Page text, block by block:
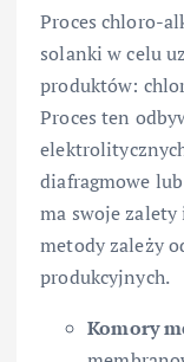
Proces chloro-
solanki w celu
produktów:
Proces ten
diafragmowe
ma swoje
metody zależy
produkcyjnych.
Komory